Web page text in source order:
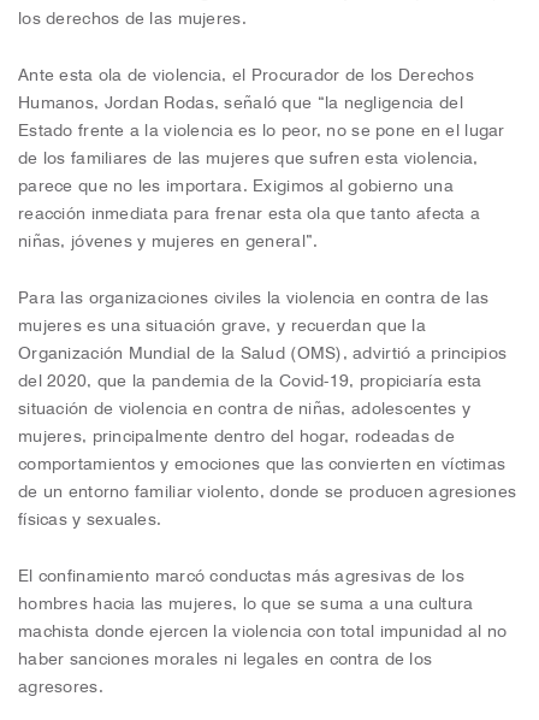
los derechos de las mujeres.
Ante esta ola de violencia, el Procurador de los Derechos
Humanos, Jordan Rodas, señaló que “la negligencia del
Estado frente a la violencia es lo peor, no se pone en el lugar
de los familiares de las mujeres que sufren esta violencia,
parece que no les importara. Exigimos al gobierno una
reacción inmediata para frenar esta ola que tanto afecta a
niñas, jóvenes y mujeres en general”.
Para las organizaciones civiles la violencia en contra de las
mujeres es una situación grave, y recuerdan que la
Organización Mundial de la Salud (OMS), advirtió a principios
del 2020, que la pandemia de la Covid-19, propiciaría esta
situación de violencia en contra de niñas, adolescentes y
mujeres, principalmente dentro del hogar, rodeadas de
comportamientos y emociones que las convierten en víctimas
de un entorno familiar violento, donde se producen agresiones
físicas y sexuales.
El confinamiento marcó conductas más agresivas de los
hombres hacia las mujeres, lo que se suma a una cultura
machista donde ejercen la violencia con total impunidad al no
haber sanciones morales ni legales en contra de los
agresores.